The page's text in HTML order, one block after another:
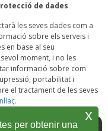
de dades
les seves dades com a
sobre els serveis i
en base al seu
moment, i no les
informació sobre com
portabilitat i
el tractament de les seves
per obtenir una
x